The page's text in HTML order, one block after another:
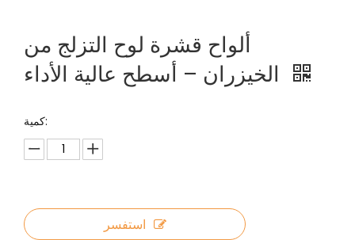
ألواح قشرة لوح التزلج من
كمية:
استفسر